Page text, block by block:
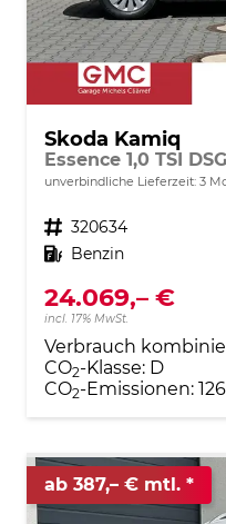
Skoda Kamiq
Essence 1,0 TSI
unverbindliche Lieferzeit: 3
Fahrzeugnr. 320634
Kraftstoff Benzin
24.069,– €
incl. 17% MwSt.
Verbrauch
CO2-Klasse: D
CO2-Emissionen:
ab 387,– € mtl.